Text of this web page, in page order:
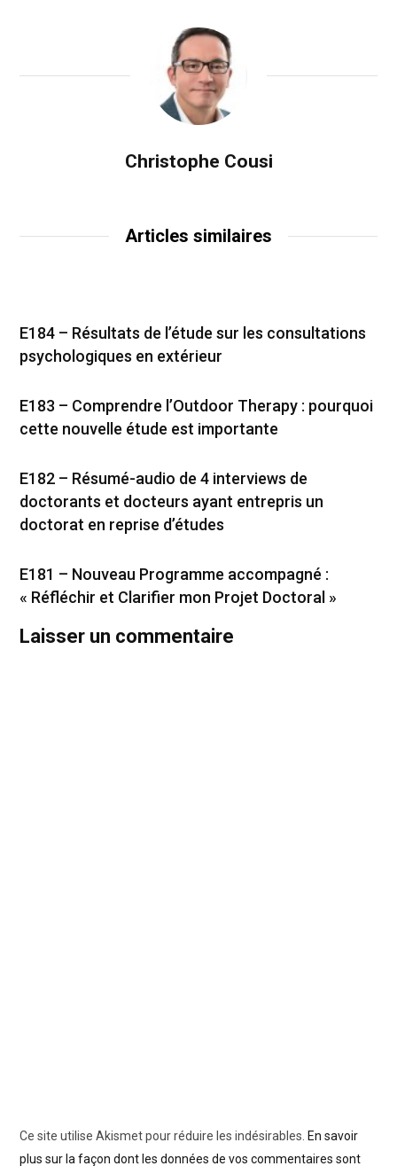
Christophe Cousi
Articles similaires
E184 – Résultats de l’étude sur les consultations
psychologiques en extérieur
E183 – Comprendre l’Outdoor Therapy : pourquoi
cette nouvelle étude est importante
E182 – Résumé-audio de 4 interviews de
doctorants et docteurs ayant entrepris un
doctorat en reprise d’études
E181 – Nouveau Programme accompagné :
« Réfléchir et Clarifier mon Projet Doctoral »
Laisser un commentaire
Ce site utilise Akismet pour réduire les indésirables. En savoir
plus sur la façon dont les données de vos commentaires sont